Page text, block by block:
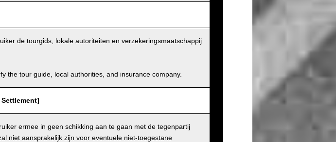
de tourgids, lokale autoriteiten en verzekeringsmaatschappij
the tour guide, local authorities, and insurance company.
ermee in geen schikking aan te gaan met de tegenpartij
niet aansprakelijk zijn voor eventuele niet-toegestane